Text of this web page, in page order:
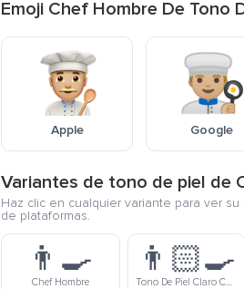
Emoji Chef Hombre De
Apple Google
Variantes de tono de piel de
Haz clic en cualquier variante para ver
de plataformas.
👨‍🍳
Chef Hombre
👨🏻‍🍳
Tono De Piel Claro Chef Hombre